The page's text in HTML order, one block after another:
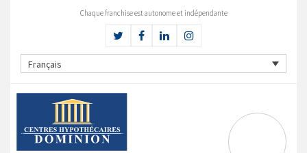
Chaque franchise est autonome et indépendante
Français